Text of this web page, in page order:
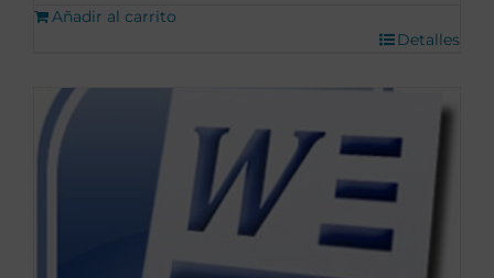
Añadir al carrito
Detalles